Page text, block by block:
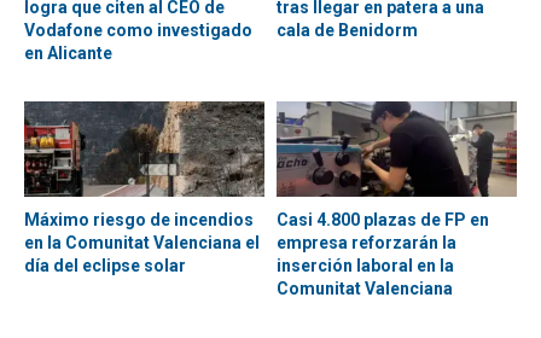
logra que citen al CEO de
Vodafone como investigado
en Alicante
tras llegar en patera a una
cala de Benidorm
Máximo riesgo de incendios
en la Comunitat Valenciana el
día del eclipse solar
Casi 4.800 plazas de FP en
empresa reforzarán la
inserción laboral en la
Comunitat Valenciana